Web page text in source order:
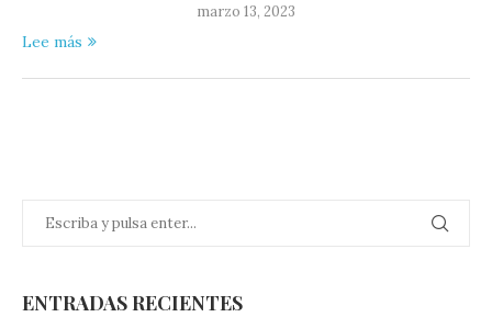
marzo 13, 2023
Lee más
ENTRADAS RECIENTES